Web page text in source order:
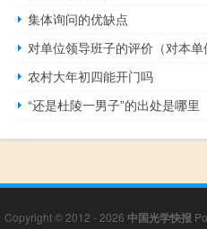
集体询问的优缺点
对单位领导班子的评价（对本单
农村大年初四能开门吗
“还是杜陵一男子”的出处是哪里
Copyright © 2012 - 2026 中国光学快报